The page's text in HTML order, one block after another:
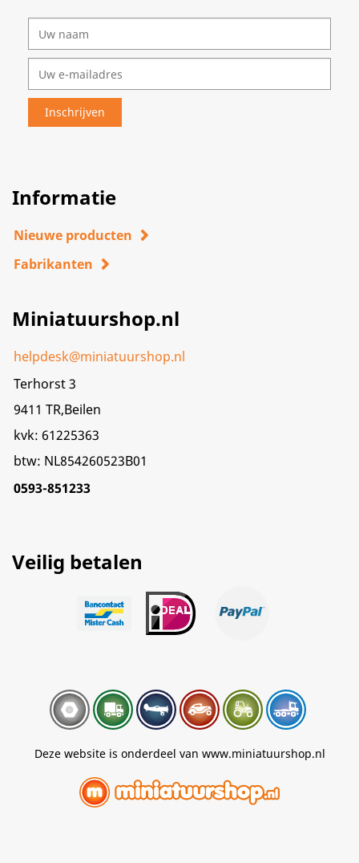
Informatie
Nieuwe producten
Fabrikanten
Miniatuurshop.nl
helpdesk@miniatuurshop.nl
Terhorst 3
9411 TR,Beilen
kvk: 61225363
btw: NL854260523B01
0593-851233
Veilig betalen
Deze website is onderdeel van www.miniatuurshop.nl